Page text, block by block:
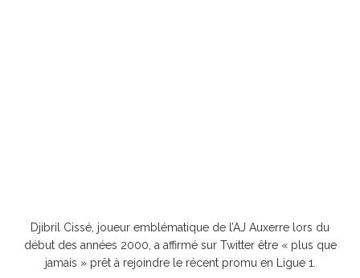
Djibril Cissé, joueur emblématique de l’AJ Auxerre lors du
début des années 2000, a affirmé sur Twitter être « plus que
jamais » prêt à rejoindre le récent promu en Ligue 1.